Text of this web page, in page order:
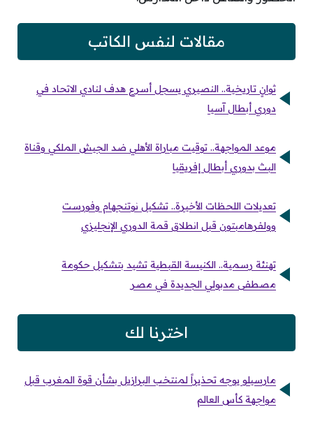
مقالات لنفس الكاتب
ثوانٍ تاريخية.. النصيري يسجل أسرع هدف لنادي الاتحاد في
دوري أبطال آسيا
موعد المواجهة.. توقيت مباراة الأهلي ضد الجيش الملكي وقناة
البث بدوري أبطال إفريقيا
تعديلات اللحظات الأخيرة.. تشكيل نوتنجهام وفورست
وولفرهامبتون قبل انطلاق قمة الدوري الإنجليزي
تهنئة رسمية.. الكنيسة القبطية تشيد بتشكيل حكومة
مصطفى مدبولي الجديدة في مصر
اخترنا لك
مارسيلو يوجه تحذيراً لمنتخب البرازيل بشأن قوة المغرب قبل
مواجهة كأس العالم